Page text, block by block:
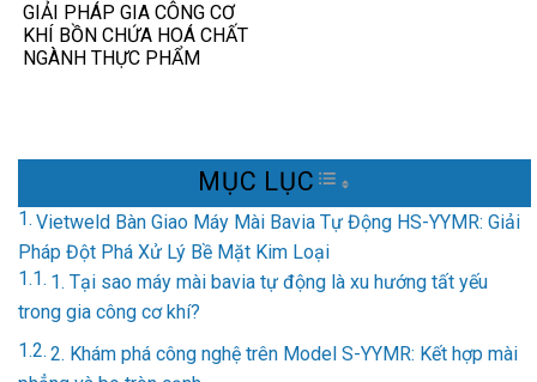
MỤC LỤC TOGGLE TABLE OF
Vietweld Bàn Giao Máy Mài Bavia Tự Động HS-YYMR: Giải
Pháp Đột Phá Xử Lý Bề Mặt Kim Loại
1. Tại sao máy mài bavia tự động là xu hướng tất yếu
trong gia công cơ khí?
2. Khám phá công nghệ trên Model S-YYMR: Kết hợp mài
GIẢI PHÁP GIA CÔNG CƠ
KHÍ BỒN CHỨA HOÁ CHẤT
NGÀNH THỰC PHẨM